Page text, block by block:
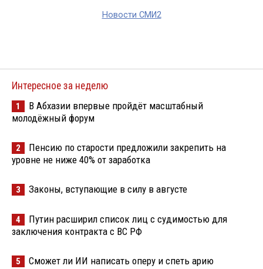
Новости СМИ2
Интересное за неделю
1
В Абхазии впервые пройдёт масштабный
молодёжный форум
2
Пенсию по старости предложили закрепить на
уровне не ниже 40% от заработка
3 Законы, вступающие в силу в августе
4
Путин расширил список лиц с судимостью для
заключения контракта с ВС РФ
5 Сможет ли ИИ написать оперу и спеть арию